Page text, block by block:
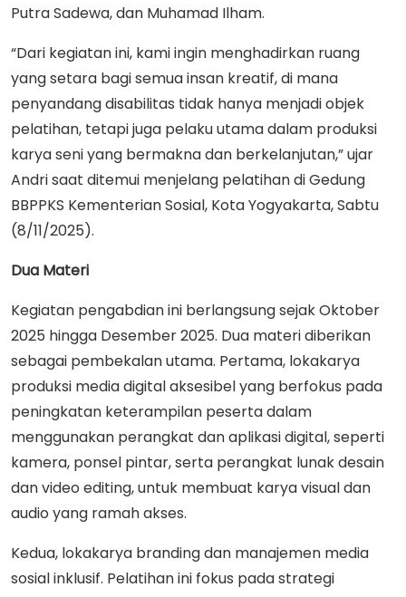
Putra Sadewa, dan Muhamad Ilham.
“Dari kegiatan ini, kami ingin menghadirkan ruang
yang setara bagi semua insan kreatif, di mana
penyandang disabilitas tidak hanya menjadi objek
pelatihan, tetapi juga pelaku utama dalam produksi
karya seni yang bermakna dan berkelanjutan,” ujar
Andri saat ditemui menjelang pelatihan di Gedung
BBPPKS Kementerian Sosial, Kota Yogyakarta, Sabtu
(8/11/2025).
Dua Materi
Kegiatan pengabdian ini berlangsung sejak Oktober
2025 hingga Desember 2025. Dua materi diberikan
sebagai pembekalan utama. Pertama, lokakarya
produksi media digital aksesibel yang berfokus pada
peningkatan keterampilan peserta dalam
menggunakan perangkat dan aplikasi digital, seperti
kamera, ponsel pintar, serta perangkat lunak desain
dan video editing, untuk membuat karya visual dan
audio yang ramah akses.
Kedua, lokakarya branding dan manajemen media
sosial inklusif. Pelatihan ini fokus pada strategi